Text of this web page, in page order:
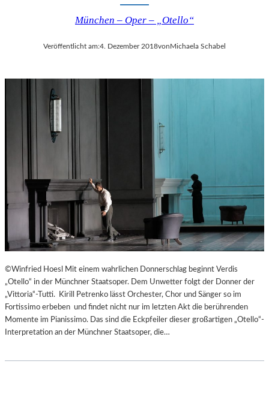
München – Oper – „Otello“
Veröffentlicht am:4. Dezember 2018vonMichaela Schabel
©Winfried Hoesl Mit einem wahrlichen Donnerschlag beginnt Verdis
„Otello“ in der Münchner Staatsoper. Dem Unwetter folgt der Donner der
„Vittoria“-Tutti. Kirill Petrenko lässt Orchester, Chor und Sänger so im
Fortissimo erbeben und findet nicht nur im letzten Akt die berührenden
Momente im Pianissimo. Das sind die Eckpfeiler dieser großartigen „Otello“-
Interpretation an der Münchner Staatsoper, die…